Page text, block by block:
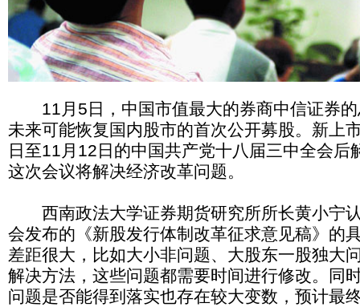
11月5日，中国市值最大的券商中信证券的
未来可能恢复国内股市的首次公开募股。新上
日至11月12日的中国共产党十八届三中全会后
这次会议将解决经济改革问题。
西南政法大学证券期货研究所所长黄小宁
会发布的《新股发行体制改革征求意见稿》的
差距很大，比如大小非问题、大股东一股独大
解决方法，这些问题都需要时间进行修改。同
问题是否能得到落实也存在较大变数，预计最